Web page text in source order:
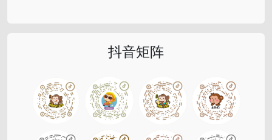
抖音矩阵